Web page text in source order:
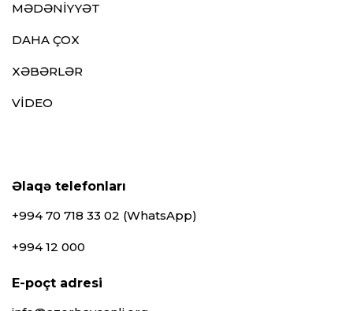
MƏDƏNİYYƏT
DAHA ÇOX
XƏBƏRLƏR
VİDEO
Əlaqə telefonları
+994 70 718 33 02 (WhatsApp)
+994 12 000
E-poçt adresi